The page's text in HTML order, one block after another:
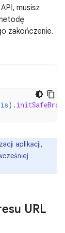
musisz
zakończenie.
).
aplikacji,
URL